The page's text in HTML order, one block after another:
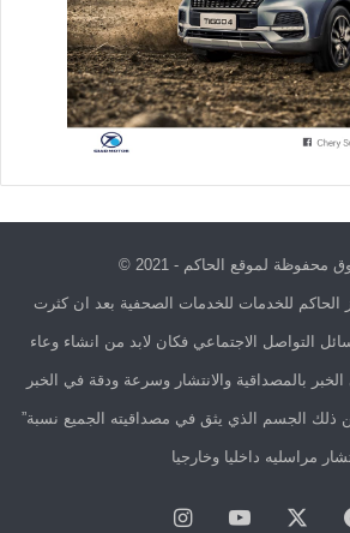
محفوظة لموقع الحاكم - 2021 ©
للخدمات للخدمات الصحفية بعد ان كثرت
التواصل الاجتماعي فكان لابد من انشاء وعاء
بالمصداقية والانتشار وسرعة ودقة في الخبر
ذلك الجسم الذي يثق في مصداقيته الجميع نسبة”
مراسليه داخليا وخارجيا
فيسبوك يوتيوبانستقرام